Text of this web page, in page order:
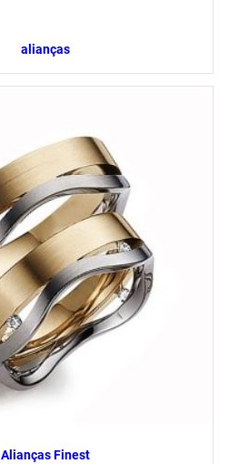
alianças
Alianças Finest